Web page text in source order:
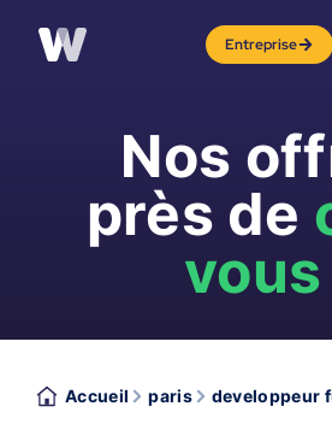
Entreprise
Nos
près de
vous
Accueil paris developpeur